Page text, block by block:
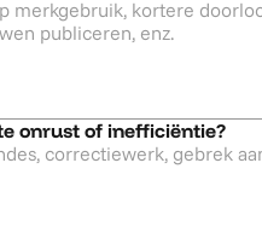
onrust of inefficiëntie?